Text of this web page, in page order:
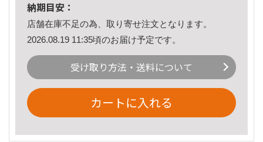
納期目安：
店舗在庫不足の為、取り寄せ注文となります。
2026.08.19 11:35頃のお届け予定です。
受け取り方法・送料について
カートに入れる